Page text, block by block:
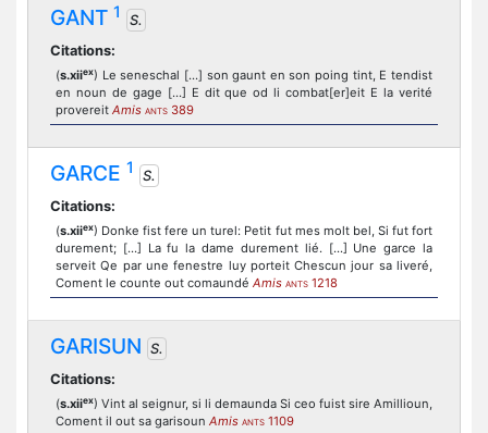
GANT 1
S.
Citations:
(s.xiiex) Le seneschal [...] son gaunt en son poing tint, E tendist
en noun de gage [...] E dit que od li combat[er]eit E la verité
provereit Amis ANTS 389
GARCE 1
S.
Citations:
(s.xiiex) Donke fist fere un turel: Petit fut mes molt bel, Si fut fort
durement; [...] La fu la dame durement lié. [...] Une garce la
serveit Qe par une fenestre luy porteit Chescun jour sa liveré,
Coment le counte out comaundé Amis ANTS 1218
GARISUN S.
Citations:
(s.xiiex) Vint al seignur, si li demaunda Si ceo fuist sire Amillioun,
Coment il out sa garisoun Amis ANTS 1109